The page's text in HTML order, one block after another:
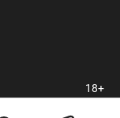
18+